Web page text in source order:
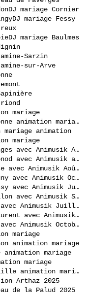
DJ mariage Cornier
DJ mariage Fessy
DJ mariage Baulmes
Sarzin
sur-Arve
mariage
Domaine de Divonne animation mariage
mariage animation
mariage
Mariage à Allinges avec Animusik Août 2020
Mariage à Corbonod avec Animusik avril 2023
Mariage à Eloise avec Animusik Août 2020
Mariage à Marigny avec Animusik Octobre 2020
Mariage à Mieussy avec Animusik Juillet 2020
Mariage à Morillon avec Animusik Septembre 2020
Mariage à Sixt avec Animusik Juillet 2020
Mariage à St-Laurent avec Animusik Septembre 2020
Mariage à Viry avec Animusik Octobre 2020
mariage
animation mariage
mariage
mariage
Venenzuela Ripaille animation mariage
Arthaz 2025
de la Palud 2025